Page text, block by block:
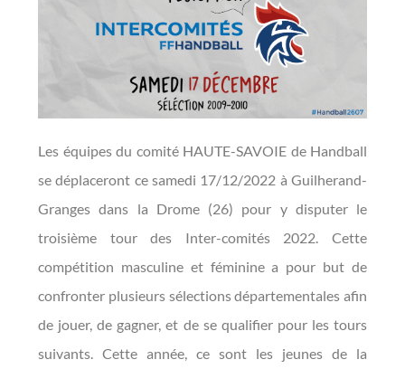
Les équipes du comité HAUTE-SAVOIE de Handball
se déplaceront ce samedi 17/12/2022 à Guilherand-
Granges dans la Drome (26) pour y disputer le
troisième tour des Inter-comités 2022. Cette
compétition masculine et féminine a pour but de
confronter plusieurs sélections départementales afin
de jouer, de gagner, et de se qualifier pour les tours
suivants. Cette année, ce sont les jeunes de la